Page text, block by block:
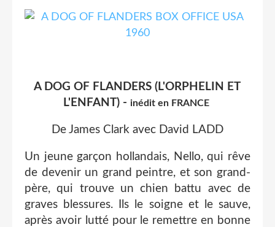
A DOG OF FLANDERS (L'ORPHELIN ET
L'ENFANT) - inédit en FRANCE
De James Clark avec David LADD
Un jeune garçon hollandais, Nello, qui rêve
de devenir un grand peintre, et son grand-
père, qui trouve un chien battu avec de
graves blessures. Ils le soigne et le sauve,
après avoir lutté pour le remettre en bonne